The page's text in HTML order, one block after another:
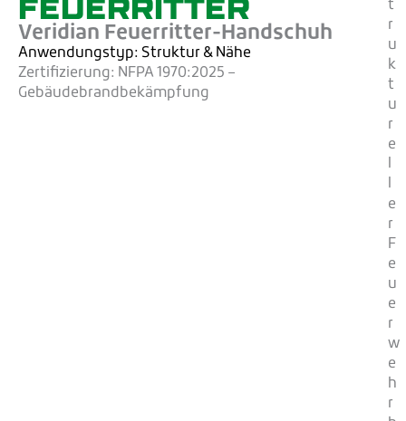
Veridian Feuerritter-Handschuh
Anwendungstyp: Struktur & Nähe
Zertifizierung: NFPA 1970:2025 –
Gebäudebrandbekämpfung
t
r
u
k
t
u
r
e
l
l
e
r
F
e
u
e
r
w
e
h
r